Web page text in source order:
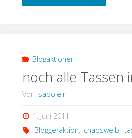
Blogaktionen
noch alle Tassen
Von sabolein
1. Juni 2011
Bloggeraktion, chaosweib,